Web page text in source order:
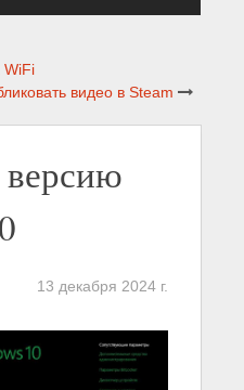
WiFi
видео в Steam
версию
13 декабря 2024 г.